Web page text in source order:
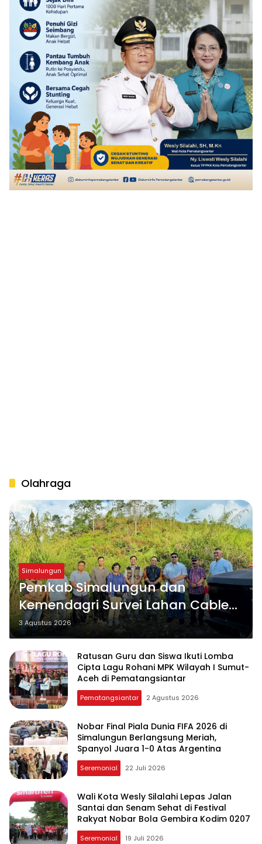
Olahraga
Simalungun
Pemkab Simalungun dan
Kemendagri Survei Lahan Cable
Car Danau Toba, Bahas
Kepastian Regulasi BPHTB
3 Agustus 2026
Ratusan Guru dan Siswa Ikuti Lomba
Cipta Lagu Rohani MPK Wilayah I Sumut-
Aceh di Pematangsiantar
Pematangsiantar 2 Agustus 2026
Nobar Final Piala Dunia FIFA 2026 di
Simalungun Berlangsung Meriah,
Spanyol Juara 1-0 Atas Argentina
Seremonial 22 Juli 2026
Wali Kota Wesly Silalahi Lepas Jalan
Santai dan Senam Sehat di Festival
Rakyat Nobar Bola Gembira Kodim 0207
Seremonial 19 Juli 2026